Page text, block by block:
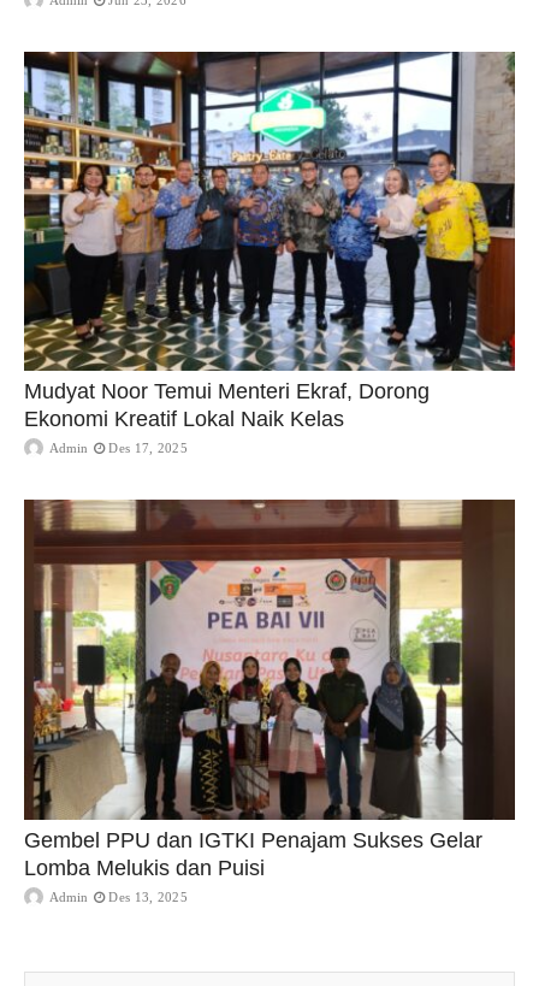
Mudyat Noor Temui Menteri Ekraf, Dorong
Ekonomi Kreatif Lokal Naik Kelas
Admin Des 17, 2025
Gembel PPU dan IGTKI Penajam Sukses Gelar
Lomba Melukis dan Puisi
Admin Des 13, 2025